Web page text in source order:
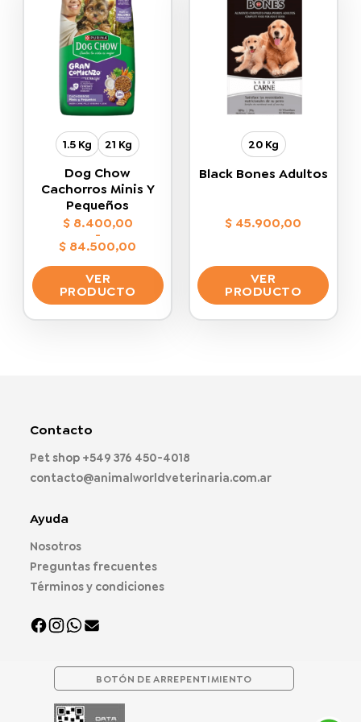
Las
opciones
se
pueden
elegir
en
la
de
producto
variantes.
Las
opciones
se
pueden
elegir
en
la
página
1.5 Kg 21 Kg
Dog Chow
Cachorros Minis Y
Pequeños
$8.400,00
-
$ 84.500,00
Rango
de
precios:
desde
$ 8.400,00
hasta
$ 84.500,00
VER
PRODUCTO
elegir
en
20 Kg
Black Bones Adultos
$ 45.900,00
VER
PRODUCTO
en
Contacto
Pet shop +549 376 450-4018
contacto@animalworldveterinaria.com.ar
Ayuda
Nosotros
Preguntas frecuentes
Términos y condiciones
BOTÓN DE ARREPENTIMIENTO